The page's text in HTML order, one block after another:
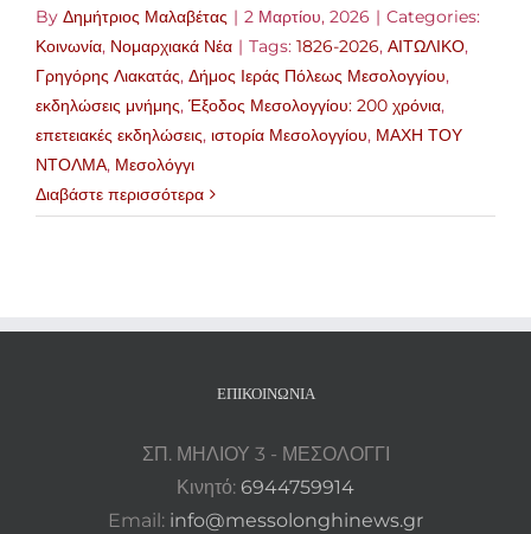
By Δημήτριος Μαλαβέτας | 2 Μαρτίου, 2026 | Categories:
Κοινωνία, Νομαρχιακά Νέα | Tags: 1826-2026, ΑΙΤΩΛΙΚΟ,
Γρηγόρης Λιακατάς, Δήμος Ιεράς Πόλεως Μεσολογγίου,
εκδηλώσεις μνήμης, Έξοδος Μεσολογγίου: 200 χρόνια,
επετειακές εκδηλώσεις, ιστορία Μεσολογγίου, ΜΑΧΗ ΤΟΥ
ΝΤΟΛΜΑ, Μεσολόγγι
Διαβάστε περισσότερα
ΕΠΙΚΟΙΝΩΝΊΑ
ΣΠ. ΜΗΛΙΟΥ 3 - ΜΕΣΟΛΟΓΓΙ
Κινητό: 6944759914
Email: info@messolonghinews.gr